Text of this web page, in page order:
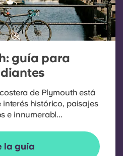
guía para
de Plymouth está
interés histórico, paisajes
e innumerabl...
la guía